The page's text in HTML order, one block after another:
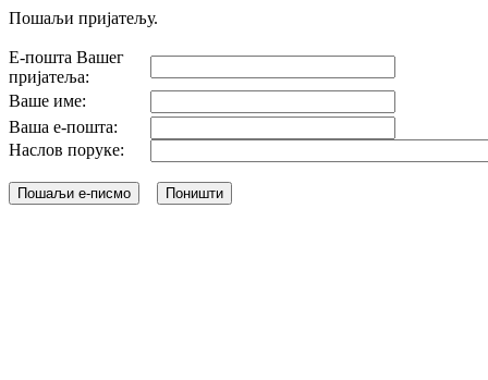
Пошаљи пријатељу.
Е-пошта Вашег
пријатеља:
Ваше име:
Ваша е-пошта:
Наслов поруке: